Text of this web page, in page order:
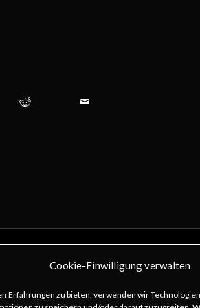
Cookie-Einwilligung verwalten
Erfahrungen zu bieten, verwenden wir